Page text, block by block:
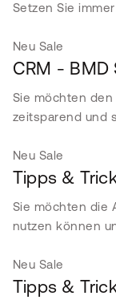
Setzen Sie
Neu Sale
CRM - BMD
Sie möchten
zeitsparend und
Neu Sale
Tipps &
Sie möchten die
nutzen können
Neu Sale
Tipps &